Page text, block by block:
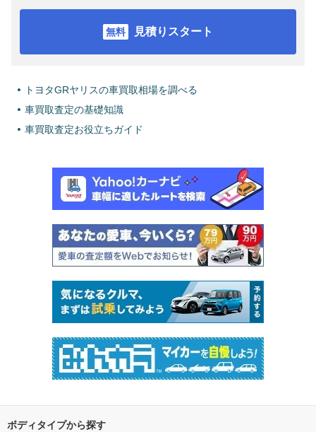
見積りスタート
トヨタGRヤリスの車買取相場を調べる
車買取査定の基礎知識
車買取査定お役立ちガイド
ボディタイプから探す